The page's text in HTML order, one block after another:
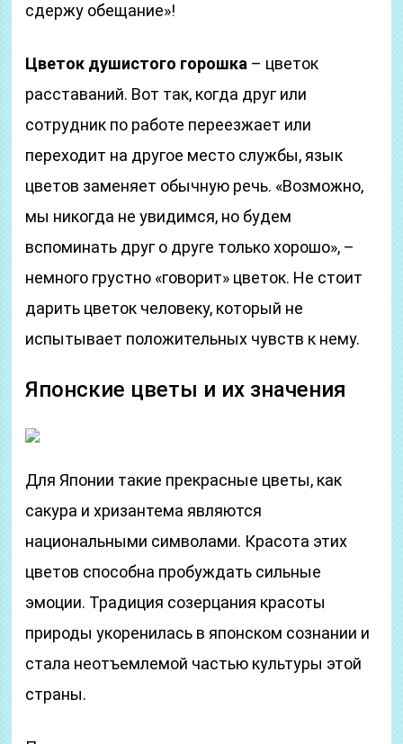
сдержу обещание»!
Цветок душистого горошка – цветок
расставаний. Вот так, когда друг или
сотрудник по работе переезжает или
переходит на другое место службы, язык
цветов заменяет обычную речь. «Возможно,
мы никогда не увидимся, но будем
вспоминать друг о друге только хорошо», –
немного грустно «говорит» цветок. Не стоит
дарить цветок человеку, который не
испытывает положительных чувств к нему.
Японские цветы и их значения
Для Японии такие прекрасные цветы, как
сакура и хризантема являются
национальными символами. Красота этих
цветов способна пробуждать сильные
эмоции. Традиция созерцания красоты
природы укоренилась в японском сознании и
стала неотъемлемой частью культуры этой
страны.